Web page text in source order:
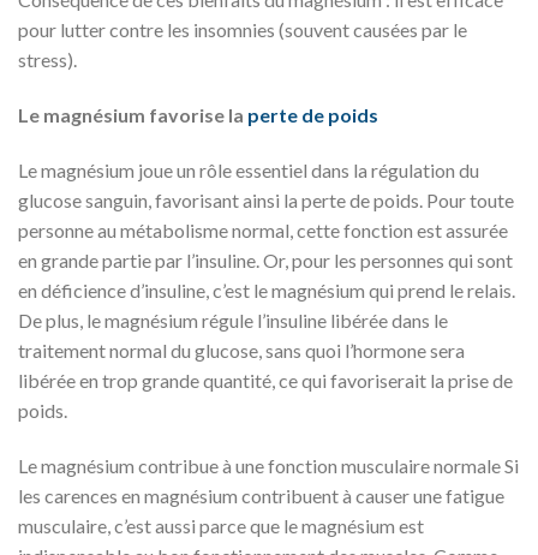
pour lutter contre les insomnies (souvent causées par le
stress).
Le magnésium favorise la perte de poids
Le magnésium joue un rôle essentiel dans la régulation du
glucose sanguin, favorisant ainsi la perte de poids. Pour toute
personne au métabolisme normal, cette fonction est assurée
en grande partie par l’insuline. Or, pour les personnes qui sont
en déficience d’insuline, c’est le magnésium qui prend le relais.
De plus, le magnésium régule l’insuline libérée dans le
traitement normal du glucose, sans quoi l’hormone sera
libérée en trop grande quantité, ce qui favoriserait la prise de
poids.
Le magnésium contribue à une fonction musculaire normale Si
les carences en magnésium contribuent à causer une fatigue
musculaire, c’est aussi parce que le magnésium est